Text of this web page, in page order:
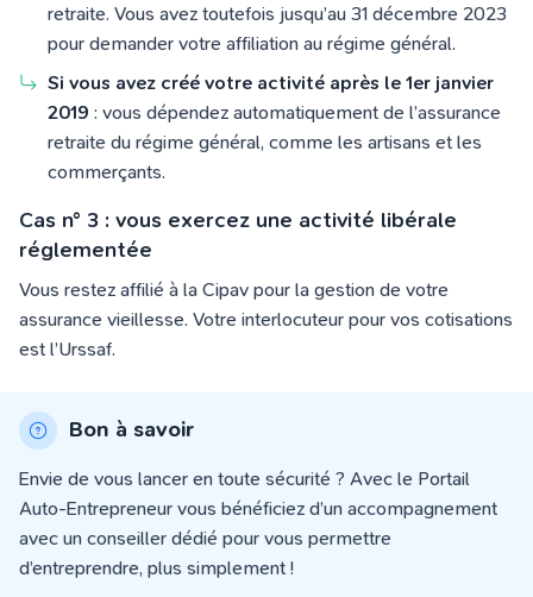
retraite. Vous avez toutefois jusqu’au 31 décembre 2023
pour demander votre affiliation au régime général.
Si vous avez créé votre activité après le 1er janvier
2019 : vous dépendez automatiquement de l’assurance
retraite du régime général, comme les artisans et les
commerçants.
Cas n° 3 : vous exercez une activité libérale
réglementée
Vous restez affilié à la Cipav pour la gestion de votre
assurance vieillesse. Votre interlocuteur pour vos cotisations
est l’Urssaf.
Bon à savoir
Envie de vous lancer en toute sécurité ? Avec le Portail
Auto-Entrepreneur vous bénéficiez d’un accompagnement
avec un conseiller dédié pour vous permettre
d’entreprendre, plus simplement !